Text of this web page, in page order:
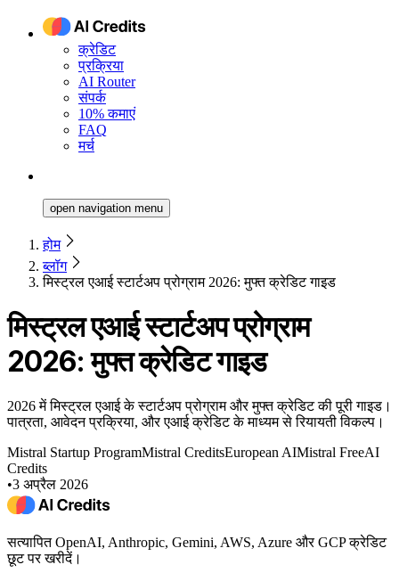
क्रेडिट
प्रक्रिया
AI Router
संपर्क
10% कमाएं
FAQ
मर्च
open navigation menu
होम
ब्लॉग
मिस्ट्रल एआई स्टार्टअप प्रोग्राम 2026: मुफ्त क्रेडिट गाइड
मिस्ट्रल एआई स्टार्टअप प्रोग्राम
2026: मुफ्त क्रेडिट गाइड
2026 में मिस्ट्रल एआई के स्टार्टअप प्रोग्राम और मुफ्त क्रेडिट की पूरी गाइड।
पात्रता, आवेदन प्रक्रिया, और एआई क्रेडिट के माध्यम से रियायती विकल्प।
Mistral Startup ProgramMistral CreditsEuropean AIMistral FreeAI
Credits
•3 अप्रैल 2026
सत्यापित OpenAI, Anthropic, Gemini, AWS, Azure और GCP क्रेडिट
छूट पर खरीदें।